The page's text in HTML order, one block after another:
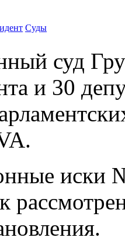
Суды
суд
и 30